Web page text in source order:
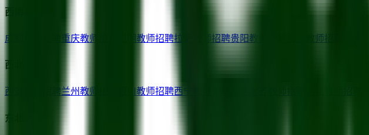
西南
成都 重庆教师招聘 教师招聘拉萨 教师招聘贵阳 教师招聘 教师招聘
西北
西安 教师招聘兰州教师招聘 教师招聘西宁
东北